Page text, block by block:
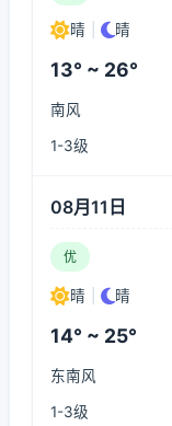
晴 晴
13° ~ 26°
南风
1-3级
08月11日
优
晴 晴
14° ~ 25°
东南风
1-3级